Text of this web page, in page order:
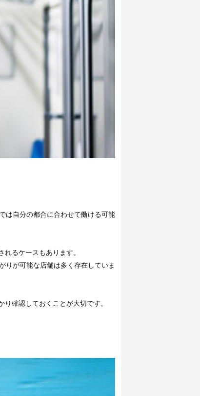
は自分の都合に合わせて働ける可能
るケースもあります。
りが可能な店舗は多く存在していま
確認しておくことが大切です。